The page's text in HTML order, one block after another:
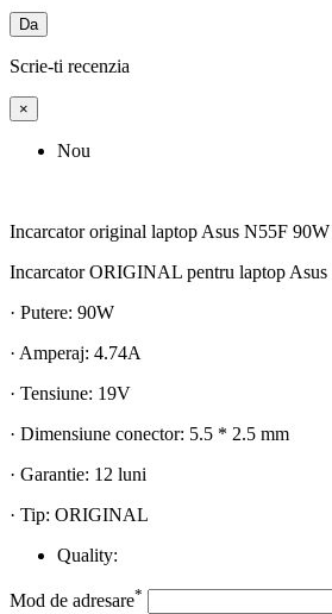
Da
Scrie-ti recenzia
×
Nou
Incarcator original laptop Asus N55F
Incarcator ORIGINAL pentru laptop Asus
· Putere: 90W
· Amperaj: 4.74A
· Tensiune: 19V
· Dimensiune conector: 5.5 * 2.5 mm
· Garantie: 12 luni
· Tip: ORIGINAL
Quality:
Mod de adresare*